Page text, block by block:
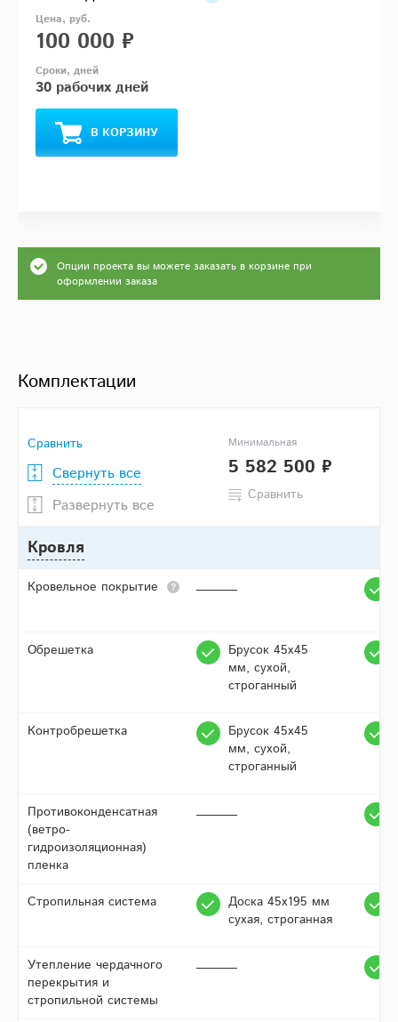
100 000 ₽
30 рабочих дней
В КОРЗИНУ
Опции проекта вы можете заказать в корзине при
оформлении заказа
Комплектации
Сравнить
Свернуть все
Развернуть все
Минимальная
5 582 500 ₽
Сравнить
Кровля
Кровельное покрытие
Обрешетка
Брусок 45х45
мм, сухой,
строганный
Контробрешетка
Брусок 45х45
мм, сухой,
строганный
Противоконденсатная
(ветро-
гидроизоляционная)
пленка
Стропильная система
Доска 45х195 мм
сухая, строганная
Утепление чердачного
перекрытия и
стропильной системы